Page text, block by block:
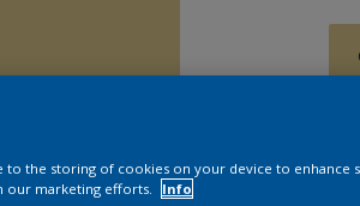
to the storing of cookies on your device to enhance
our marketing efforts.
Info